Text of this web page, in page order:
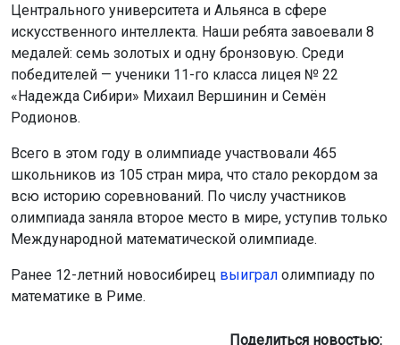
Центрального университета и Альянса в сфере
искусственного интеллекта. Наши ребята завоевали 8
медалей: семь золотых и одну бронзовую. Среди
победителей — ученики 11-го класса лицея № 22
«Надежда Сибири» Михаил Вершинин и Семён
Родионов.
Всего в этом году в олимпиаде участвовали 465
школьников из 105 стран мира, что стало рекордом за
всю историю соревнований. По числу участников
олимпиада заняла второе место в мире, уступив только
Международной математической олимпиаде.
Ранее 12-летний новосибирец выиграл олимпиаду по
математике в Риме.
Поделиться новостью: